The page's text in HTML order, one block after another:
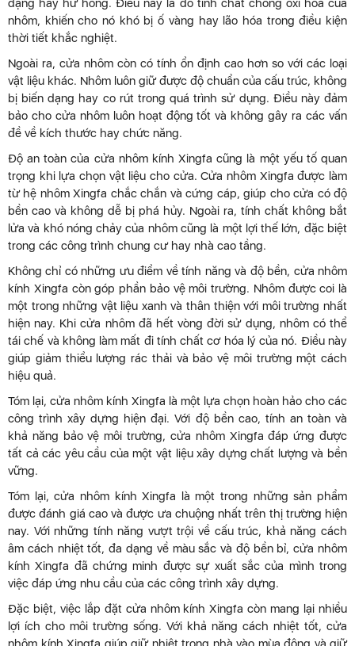
dạng hay hư hỏng. Điều này là do tính chất chống oxi hóa của
nhôm, khiến cho nó khó bị ố vàng hay lão hóa trong điều kiện
thời tiết khắc nghiệt.
Ngoài ra, cửa nhôm còn có tính ổn định cao hơn so với các loại
vật liệu khác. Nhôm luôn giữ được độ chuẩn của cấu trúc, không
bị biến dạng hay co rút trong quá trình sử dụng. Điều này đảm
bảo cho cửa nhôm luôn hoạt động tốt và không gây ra các vấn
đề về kích thước hay chức năng.
Độ an toàn của cửa nhôm kính Xingfa cũng là một yếu tố quan
trọng khi lựa chọn vật liệu cho cửa. Cửa nhôm Xingfa được làm
từ hệ nhôm Xingfa chắc chắn và cứng cáp, giúp cho cửa có độ
bền cao và không dễ bị phá hủy. Ngoài ra, tính chất không bắt
lửa và khó nóng chảy của nhôm cũng là một lợi thế lớn, đặc biệt
trong các công trình chung cư hay nhà cao tầng.
Không chỉ có những ưu điểm về tính năng và độ bền, cửa nhôm
kính Xingfa còn góp phần bảo vệ môi trường. Nhôm được coi là
một trong những vật liệu xanh và thân thiện với môi trường nhất
hiện nay. Khi cửa nhôm đã hết vòng đời sử dụng, nhôm có thể
tái chế và không làm mất đi tính chất cơ hóa lý của nó. Điều này
giúp giảm thiểu lượng rác thải và bảo vệ môi trường một cách
hiệu quả.
Tóm lại, cửa nhôm kính Xingfa là một lựa chọn hoàn hảo cho các
công trình xây dựng hiện đại. Với độ bền cao, tính an toàn và
khả năng bảo vệ môi trường, cửa nhôm Xingfa đáp ứng được
tất cả các yêu cầu của một vật liệu xây dựng chất lượng và bền
vững.
Tóm lại, cửa nhôm kính Xingfa là một trong những sản phẩm
được đánh giá cao và được ưa chuộng nhất trên thị trường hiện
nay. Với những tính năng vượt trội về cấu trúc, khả năng cách
âm cách nhiệt tốt, đa dạng về màu sắc và độ bền bỉ, cửa nhôm
kính Xingfa đã chứng minh được sự xuất sắc của mình trong
việc đáp ứng nhu cầu của các công trình xây dựng.
Đặc biệt, việc lắp đặt cửa nhôm kính Xingfa còn mang lại nhiều
lợi ích cho môi trường sống. Với khả năng cách nhiệt tốt, cửa